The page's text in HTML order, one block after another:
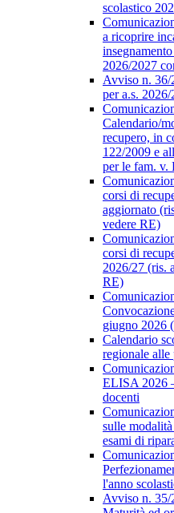
scolastico
a ricoprire
2026/2027
Avviso n. 36/
per a.s. 2026/
Calendario/
recupero, in
122/2009 e
per le fam. v.
corsi di
aggiornato
vedere RE)
corsi di
2026/27 (ris.
RE)
giugno 2026
Calendario
regionale alle
ELISA 2026
docenti
sulle
esami di
l'anno
Avviso n. 35/